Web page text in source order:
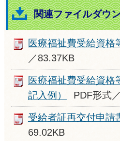
関連ファイルダウ
医療福祉費受給資格
／83.37KB
医療福祉費受給資格
記入例）
PDF形式
受給者証再交付申請
69.02KB